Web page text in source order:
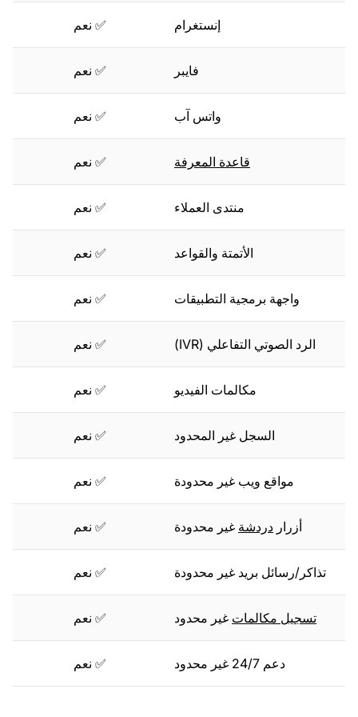
إنستغرام ✅ نعم
فايبر ✅ نعم
واتس آب ✅ نعم
قاعدة المعرفة ✅ نعم
منتدى العملاء ✅ نعم
الأتمتة والقواعد ✅ نعم
واجهة برمجية التطبيقات ✅ نعم
الرد الصوتي التفاعلي (IVR) ✅ نعم
مكالمات الفيديو ✅ نعم
السجل غير المحدود ✅ نعم
مواقع ويب غير محدودة ✅ نعم
أزرار دردشة غير محدودة ✅ نعم
تذاكر/رسائل بريد غير محدودة ✅ نعم
تسجيل مكالمات غير محدود ✅ نعم
دعم 24/7 غير محدود ✅ نعم